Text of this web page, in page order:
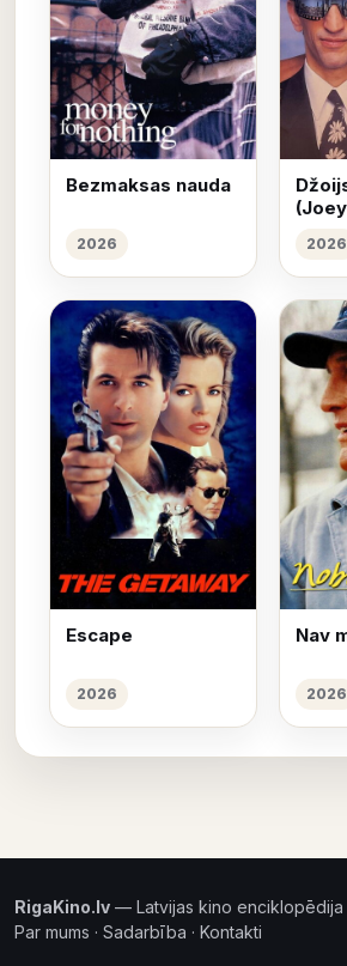
Bezmaksas nauda
2026 2026
Escape
2026
Nav
2026
RigaKino.lv — Latvijas kino enciklopēdija
Par mums · Sadarbība · Kontakti